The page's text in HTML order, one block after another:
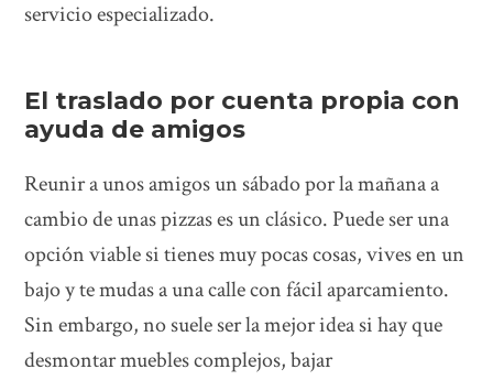
servicio especializado.
El traslado por cuenta propia con
ayuda de amigos
Reunir a unos amigos un sábado por la mañana a
cambio de unas pizzas es un clásico. Puede ser una
opción viable si tienes muy pocas cosas, vives en un
bajo y te mudas a una calle con fácil aparcamiento.
Sin embargo, no suele ser la mejor idea si hay que
desmontar muebles complejos, bajar